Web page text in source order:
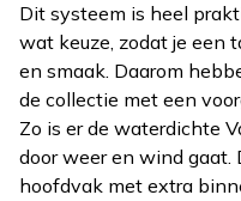
Dit systeem is heel
wat keuze, zodat je een
en smaak. Daarom
de collectie met een
Zo is er de waterdichte
door weer en wind gaat.
hoofdvak met extra